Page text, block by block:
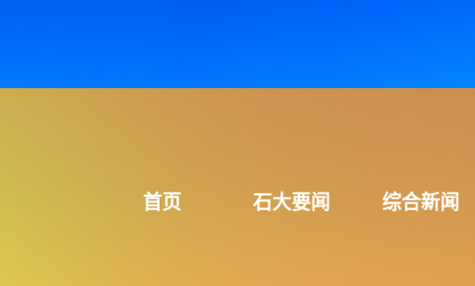
首页 石大要闻 综合新闻